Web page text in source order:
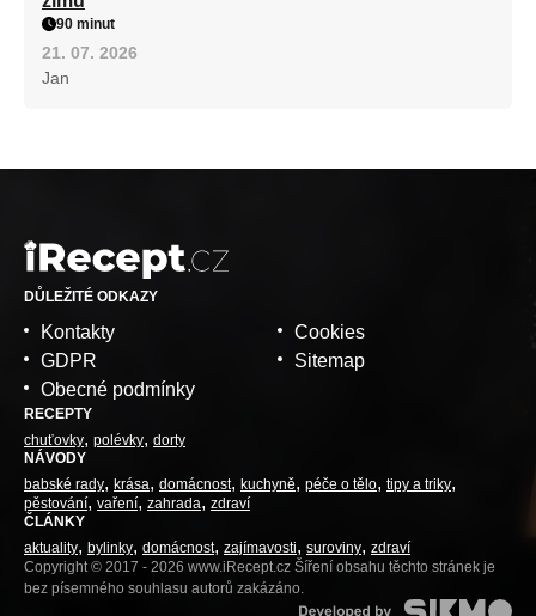
90 minut
21. 07. 2026
Jan
DŮLEŽITÉ ODKAZY
Kontakty
GDPR
Obecné podmínky
Cookies
Sitemap
RECEPTY
chuťovky polévky dorty
NÁVODY
babské rady krása domácnost kuchyně péče o tělo tipy a triky
pěstování vaření zahrada
zdraví
ČLÁNKY
aktuality bylinky domácnost zajímavosti suroviny zdraví
Copyright © 2017 - 2026 www.iRecept.cz Šíření obsahu těchto stránek je
bez písemného souhlasu autorů zakázáno.